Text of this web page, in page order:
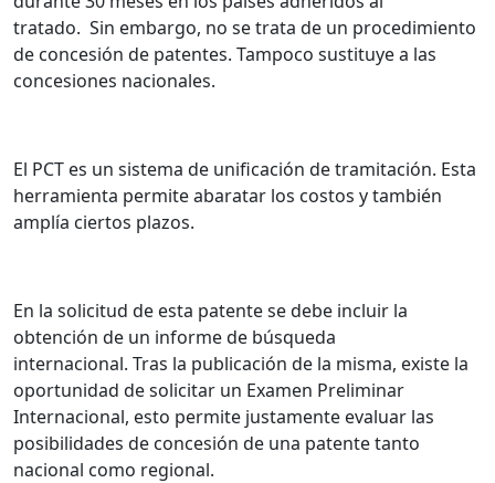
tratado. Sin embargo, no se trata de un procedimiento
de concesión de patentes. Tampoco sustituye a las
concesiones nacionales.
El PCT es un sistema de unificación de tramitación. Esta
herramienta permite abaratar los costos y también
amplía ciertos plazos.
En la solicitud de esta patente se debe incluir la
obtención de un informe de búsqueda
internacional. Tras la publicación de la misma, existe la
oportunidad de solicitar un Examen Preliminar
Internacional, esto permite justamente evaluar las
posibilidades de concesión de una patente tanto
nacional como regional.